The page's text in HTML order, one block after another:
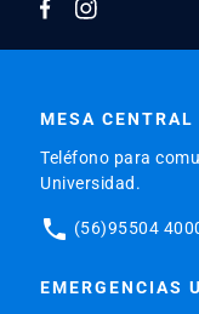
MESA CENTRAL
Teléfono para
Universidad.
phone (56)95504
EMERGENCIAS